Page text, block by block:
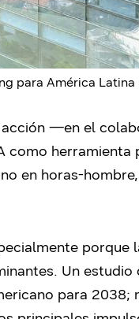
para América Latina
—en el
como herramienta
en horas-
porque
Un estudio
para 2038;